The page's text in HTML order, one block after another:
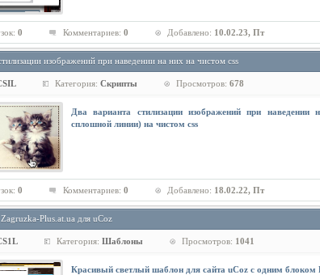
0 Комментариев: 0 Добавлено: 10.02.23, Пт
изображений при наведении на них на чистом css
Категория: Скрипты Просмотров: 678
Два варианта стилизации изображений при
сплошной линии) на чистом css
0 Комментариев: 0 Добавлено: 18.02.22, Пт
Plus.at.ua для uCoz
Категория: Шаблоны Просмотров: 1041
Красивый светлый шаблон для сайта uCoz с одним